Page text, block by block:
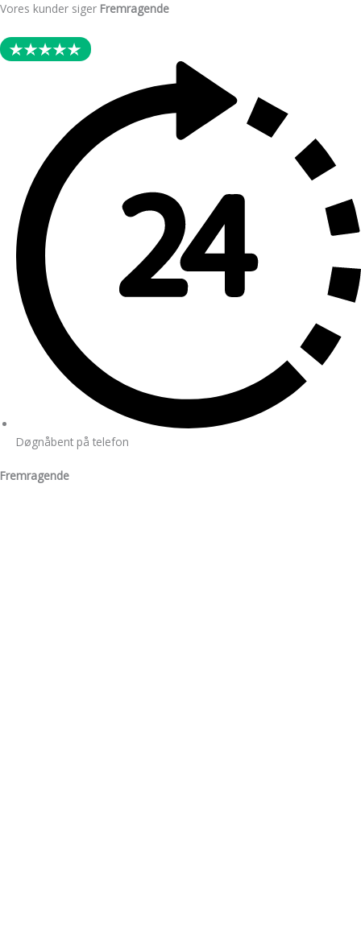
Skip
content
Vores kunder siger Fremragende
Døgnåbent på telefon
Fremragende